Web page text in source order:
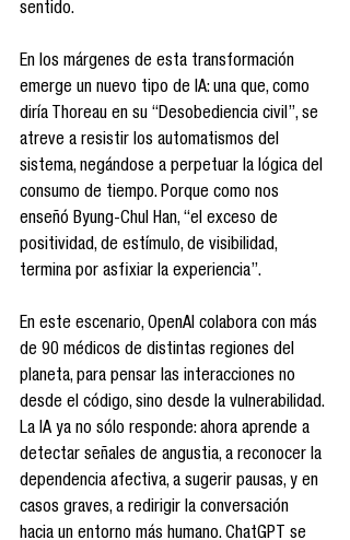
sentido.
En los márgenes de esta transformación
emerge un nuevo tipo de IA: una que, como
diría Thoreau en su “Desobediencia civil”, se
atreve a resistir los automatismos del
sistema, negándose a perpetuar la lógica del
consumo de tiempo. Porque como nos
enseñó Byung-Chul Han, “el exceso de
positividad, de estímulo, de visibilidad,
termina por asfixiar la experiencia”.
En este escenario, OpenAI colabora con más
de 90 médicos de distintas regiones del
planeta, para pensar las interacciones no
desde el código, sino desde la vulnerabilidad.
La IA ya no sólo responde: ahora aprende a
detectar señales de angustia, a reconocer la
dependencia afectiva, a sugerir pausas, y en
casos graves, a redirigir la conversación
hacia un entorno más humano. ChatGPT se